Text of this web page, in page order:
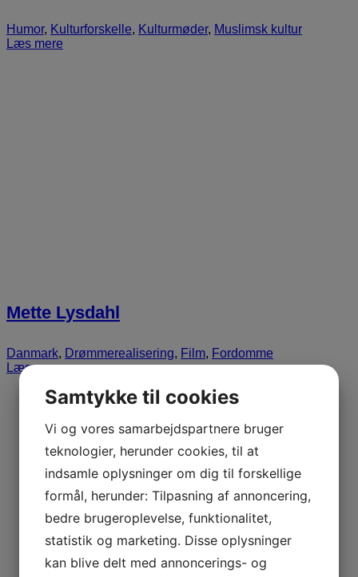
Humor, Kulturforskelle, Kulturmøder, Muslimsk kultur
Læs mere
Mette Lysdahl
Danmark, Drømmerealisering, Film, Fordomme
Læs mere
Samtykke til cookies
Vi og vores samarbejdspartnere bruger
teknologier, herunder cookies, til at
indsamle oplysninger om dig til forskellige
formål, herunder: Tilpasning af annoncering,
bedre brugeroplevelse, funktionalitet,
statistik og marketing. Disse oplysninger
kan blive delt med annoncerings- og